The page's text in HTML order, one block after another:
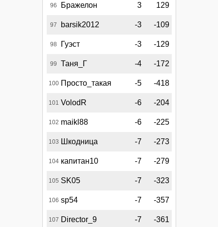
96 Бражелон 3 129
97 barsik2012 -3 -109
98 Гуэст -3 -129
99 Таня_Г -4 -172
100 Просто_такая -5 -418
101 VolodR -6 -204
102 maikl88 -6 -225
103 Шкодница -7 -273
104 капитан10 -7 -279
105 SK05 -7 -323
106 sp54 -7 -357
107 Director_9 -7 -361